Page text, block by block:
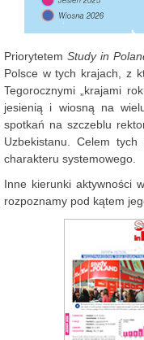
Priorytetem Study in
Polsce w tych krajach, z
Tegorocznymi „krajami
jesienią i wiosną na
spotkań na szczeblu
Uzbekistanu. Celem
charakteru systemowego.
Inne kierunki aktywności
rozpoznamy pod kątem